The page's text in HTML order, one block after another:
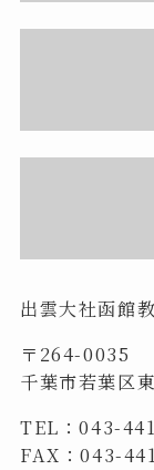
出雲大社函館
〒264-0035
千葉市若葉区
TEL：043-
FAX：043-